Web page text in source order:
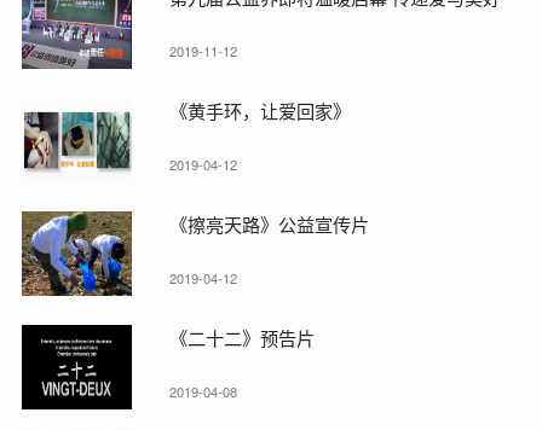
2019-11-12
《黄手环，让爱回家》
2019-04-12
《擦亮天路》公益宣传片
2019-04-12
《二十二》预告片
2019-04-08